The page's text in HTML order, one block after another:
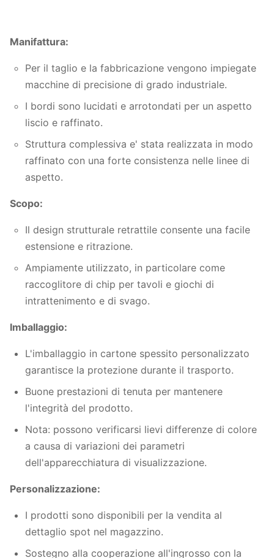
Manifattura:
Per il taglio e la fabbricazione vengono impiegate
macchine di precisione di grado industriale.
I bordi sono lucidati e arrotondati per un aspetto
liscio e raffinato.
Struttura complessiva e' stata realizzata in modo
raffinato con una forte consistenza nelle linee di
aspetto.
Scopo:
Il design strutturale retrattile consente una facile
estensione e ritrazione.
Ampiamente utilizzato, in particolare come
raccoglitore di chip per tavoli e giochi di
intrattenimento e di svago.
Imballaggio:
L'imballaggio in cartone spessito personalizzato
garantisce la protezione durante il trasporto.
Buone prestazioni di tenuta per mantenere
l'integrità del prodotto.
Nota: possono verificarsi lievi differenze di colore
a causa di variazioni dei parametri
dell'apparecchiatura di visualizzazione.
Personalizzazione:
I prodotti sono disponibili per la vendita al
dettaglio spot nel magazzino.
Sostegno alla cooperazione all'ingrosso con la